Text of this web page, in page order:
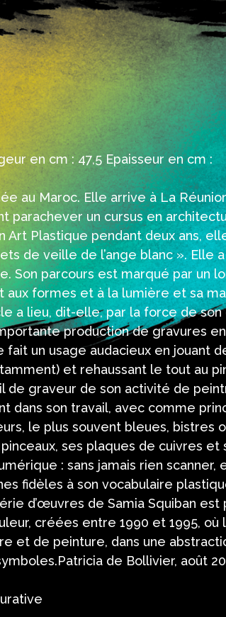
en cm : 47,5 Epaisseur en cm :
au Maroc. Elle arrive à La
parachever un cursus en
Art Plastique pendant deux ans,
de veille de l’ange blanc ». Elle
Son parcours est marqué par un
aux formes et à la lumière et sa
a lieu, dit-elle, par la force de
production de gravures
un usage audacieux en jouant
et rehaussant le tout au
de graveur de son activité de
dans son travail, avec comme
le plus souvent bleues, bistres
ses plaques de cuivres
: sans jamais rien scanner,
fidèles à son vocabulaire
d’œuvres de Samia Squiban
créées entre 1990 et 1995, où
et de peinture, dans une
de Bollivier, août